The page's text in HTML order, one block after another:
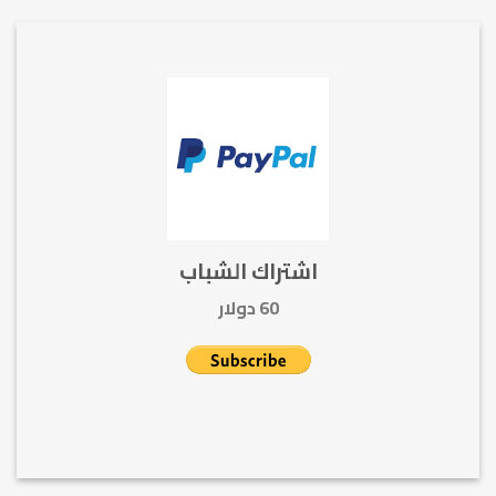
اشتراك الشباب
60 دولار